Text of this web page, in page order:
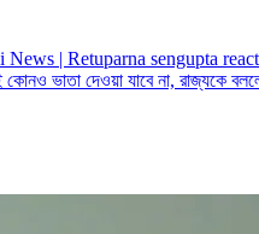
News | Retuparna sengupta
ভাতা দেওয়া যাবে না,